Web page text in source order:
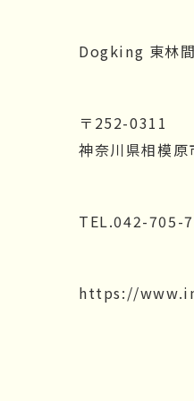
Dogking 東林
〒252-0311
神奈川県相模
TEL.042-705-
https://